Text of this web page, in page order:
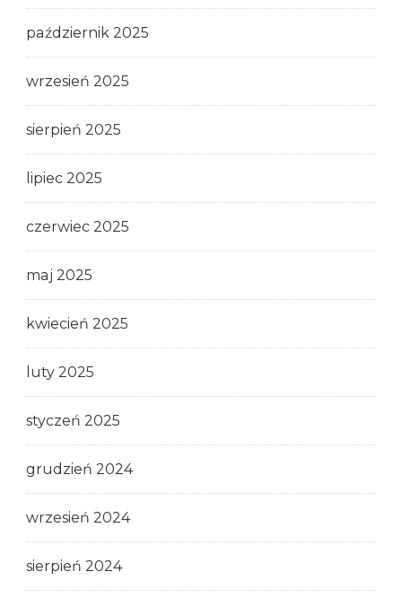
październik 2025
wrzesień 2025
sierpień 2025
lipiec 2025
czerwiec 2025
maj 2025
kwiecień 2025
luty 2025
styczeń 2025
grudzień 2024
wrzesień 2024
sierpień 2024